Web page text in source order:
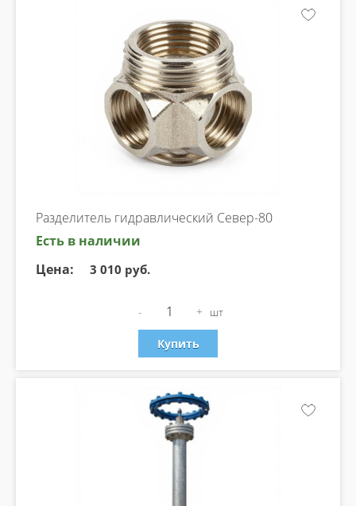
Разделитель гидравлический Север-80
Есть в наличии
Цена:
3 010 руб.
- + шт
Купить